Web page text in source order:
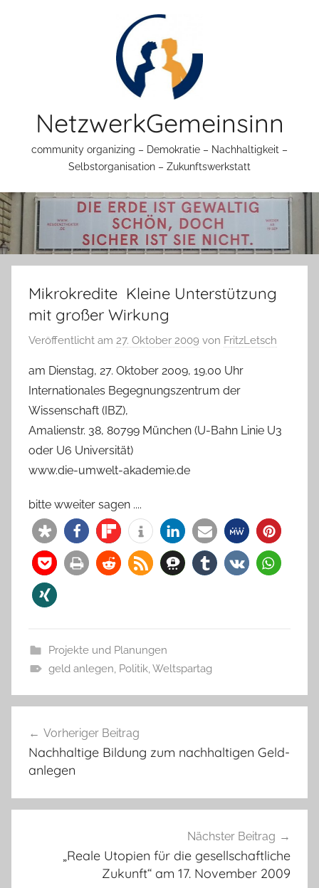
NetzwerkGemeinsinn
community organizing – Demokratie – Nachhaltigkeit –
Selbstorganisation – Zukunftswerkstatt
Mikrokredite  Kleine Unterstützung
mit großer Wirkung
Veröffentlicht am 27. Oktober 2009 von FritzLetsch
am Dienstag, 27. Oktober 2009, 19.00 Uhr
Internationales Begegnungszentrum der
Wissenschaft (IBZ),
Amalienstr. 38, 80799 München (U-Bahn Linie U3
oder U6 Universität)
www.die-umwelt-akademie.de
bitte wweiter sagen ....
Projekte und Planungen
geld anlegen Politik, Weltspartag
Vorheriger Beitrag
Nachhaltige Bildung zum nachhaltigen Geld-
anlegen
Nächster Beitrag
„Reale Utopien für die gesellschaftliche
Zukunft“ am 17. November 2009